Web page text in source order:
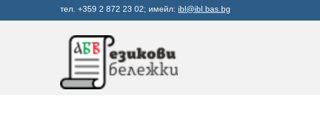
тел. +359 2 872 23 02; имейл: ibl@ibl.bas.bg